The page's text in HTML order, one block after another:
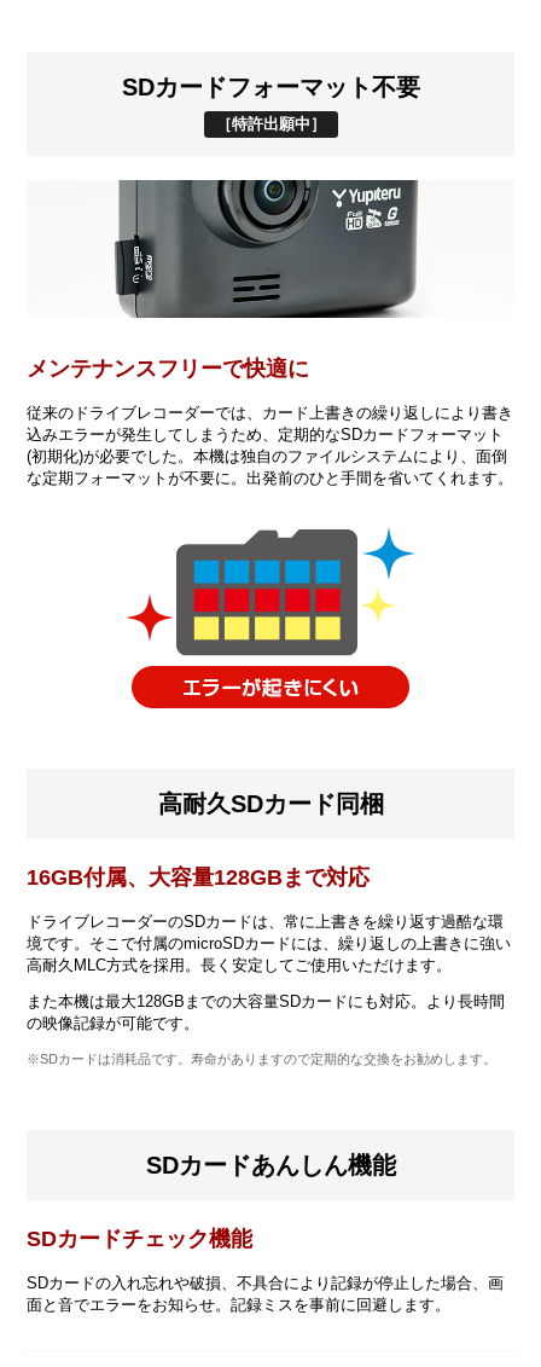
SDカードフォーマット不要
［特許出願中］
メンテナンスフリーで快適に
従来のドライブレコーダーでは、カード上書きの繰り返しにより書き
込みエラーが発生してしまうため、定期的なSDカードフォーマット
(初期化)が必要でした。本機は独自のファイルシステムにより、面倒
な定期フォーマットが不要に。出発前のひと手間を省いてくれます。
高耐久SDカード同梱
16GB付属、大容量128GBまで対応
ドライブレコーダーのSDカードは、常に上書きを繰り返す過酷な環
境です。そこで付属のmicroSDカードには、繰り返しの上書きに強い
高耐久MLC方式を採用。長く安定してご使用いただけます。
また本機は最大128GBまでの大容量SDカードにも対応。より長時間
の映像記録が可能です。
※SDカードは消耗品です。寿命がありますので定期的な交換をお勧めします。
SDカードあんしん機能
SDカードチェック機能
SDカードの入れ忘れや破損、不具合により記録が停止した場合、画
面と音でエラーをお知らせ。記録ミスを事前に回避します。